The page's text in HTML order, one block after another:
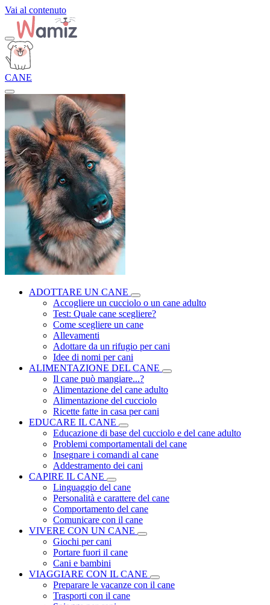
Vai al contenuto
CANE
ADOTTARE UN CANE
Accogliere un cucciolo o un cane adulto
Test: Quale cane scegliere?
Come scegliere un cane
Allevamenti
Adottare da un rifugio per cani
Idee di nomi per cani
ALIMENTAZIONE DEL CANE
Il cane può mangiare...?
Alimentazione del cane adulto
Alimentazione del cucciolo
Ricette fatte in casa per cani
EDUCARE IL CANE
Educazione di base del cucciolo e del cane adulto
Problemi comportamentali del cane
Insegnare i comandi al cane
Addestramento dei cani
CAPIRE IL CANE
Linguaggio del cane
Personalità e carattere del cane
Comportamento del cane
Comunicare con il cane
VIVERE CON UN CANE
Giochi per cani
Portare fuori il cane
Cani e bambini
VIAGGIARE CON IL CANE
Preparare le vacanze con il cane
Trasporti con il cane